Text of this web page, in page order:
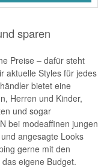
sparen
Preise – dafür steht
aktuelle Styles für jedes
bietet eine
Herren und Kinder,
und sogar
bei modeaffinen jungen
angesagte Looks
gerne mit den
eigene Budget.